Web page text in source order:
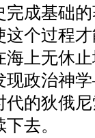
成基础
这个过程
海上无休
现政治神学
的狄俄
去。